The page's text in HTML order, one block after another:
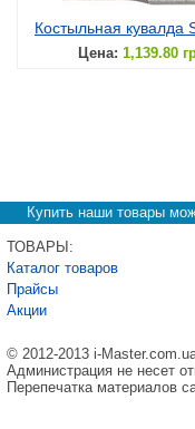
Костыльная кувалда
Цена: 1,139.80
Купить наши товары
ТОВАРЫ:
Каталог товаров
Прайсы
Акции
© 2012-2013 i-
Администрация не несет
Перепечатка материалов